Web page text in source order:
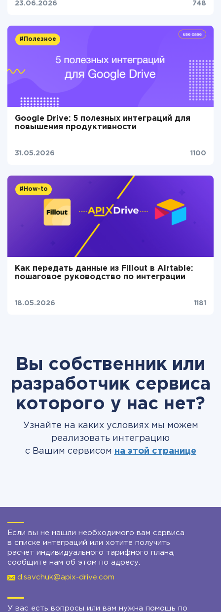
23.06.2026 748
#Полезное
Google Drive: 5 полезных интеграций для
повышения продуктивности
31.05.2026 1100
#How-to
Как передать данные из Fillout в Airtable:
пошаговое руководство по интеграции
18.05.2026 1181
Вы собственник или
разработчик сервиса
которого у нас нет?
Узнайте на каких условиях мы можем
реализовать интеграцию
с Вашим сервисом на этой странице
Если вы не нашли необходимого вам сервиса
в списке интеграций или хотите получить
расчет индивидуального тарифного плана,
сообщите нам об этом по адресу:
d.savchuk@apix-drive.com
У вас есть вопросы или вам нужна помощь по